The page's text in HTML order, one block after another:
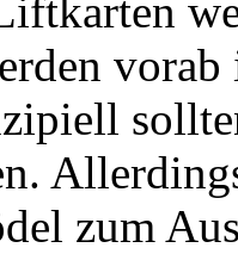
zum